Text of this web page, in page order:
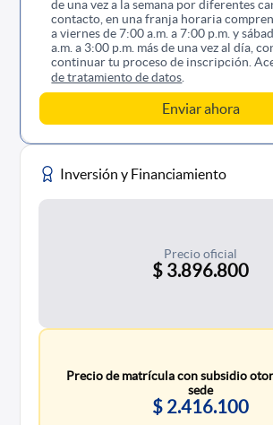
de una vez a la semana por diferentes
contacto, en una franja horaria
a viernes de 7:00 a.m. a 7:00 p.m. y
a.m. a 3:00 p.m. más de una vez al día,
continuar tu proceso de inscripción.
de tratamiento de datos
Inversión y Financiamiento
Precio oficial
$ 3.896.800
Precio de matrícula con subsidio
sede
$ 2.416.100